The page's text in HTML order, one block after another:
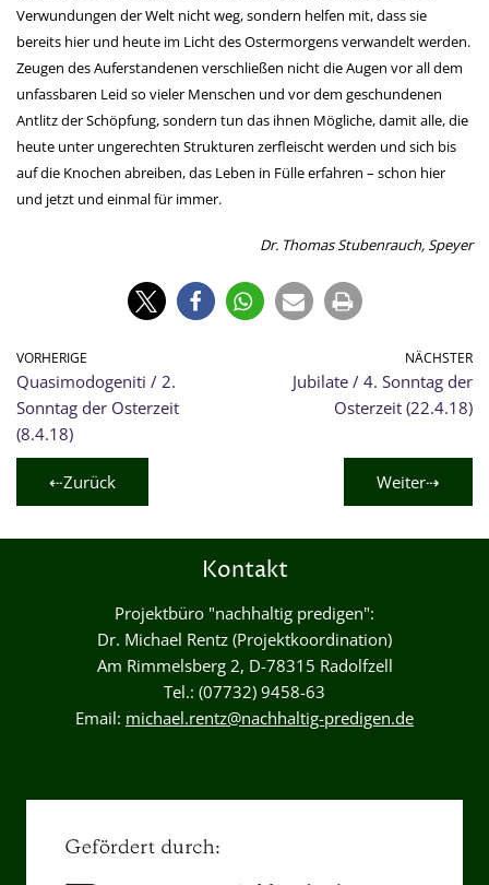
Verwundungen der Welt nicht weg, sondern helfen mit, dass sie
bereits hier und heute im Licht des Ostermorgens verwandelt werden.
Zeugen des Auferstandenen verschließen nicht die Augen vor all dem
unfassbaren Leid so vieler Menschen und vor dem geschundenen
Antlitz der Schöpfung, sondern tun das ihnen Mögliche, damit alle, die
heute unter ungerechten Strukturen zerfleischt werden und sich bis
auf die Knochen abreiben, das Leben in Fülle erfahren – schon hier
und jetzt und einmal für immer.
Dr. Thomas Stubenrauch, Speyer
VORHERIGE
Quasimodogeniti / 2.
Sonntag der Osterzeit
(8.4.18)
NÄCHSTER
Jubilate / 4. Sonntag der
Osterzeit (22.4.18)
⇠Zurück Weiter⇢
Kontakt
Projektbüro "nachhaltig predigen":
Dr. Michael Rentz (Projektkoordination)
Am Rimmelsberg 2, D-78315 Radolfzell
Tel.: (07732) 9458-63
Email: michael.rentz@nachhaltig-predigen.de